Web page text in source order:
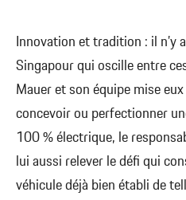
Innovation et tradition : il n’y
Singapour qui oscille entre
Mauer et son équipe mise
concevoir ou perfectionner
100 % électrique, le
lui aussi relever le défi qui
véhicule déjà bien établi de